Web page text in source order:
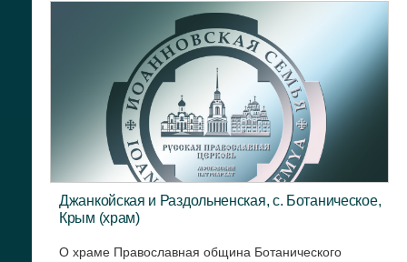
Джанкойская и Раздольненская, с. Ботаническое,
Крым (храм)
О храме Православная община Ботанического